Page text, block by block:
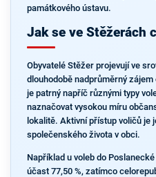
památkového ústavu.
Jak se ve Stěžerách
Obyvatelé Stěžer projevují ve
dlouhodobě nadprůměrný
je patrný napříč různými typy
naznačovat vysokou míru
lokalitě. Aktivní přístup voličů
společenského života v obci.
Například u voleb do
účast 77,50 %, zatímco